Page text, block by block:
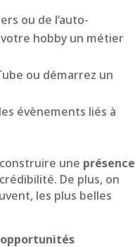
ou de l’auto-
hobby un métier
ou démarrez un
évènements liés à
une présence
De plus, on
les plus belles
opportunités